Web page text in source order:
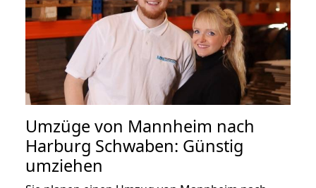
Umzüge von Mannheim nach
Harburg Schwaben: Günstig
umziehen